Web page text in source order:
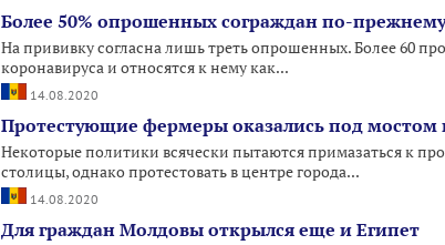
Более 50% опрошенных сограждан по-прежнему
На прививку согласна лишь треть опрошенных. Более 60
коронавируса и относятся к нему как...
14.08.2020
Протестующие фермеры оказались под мостом
Некоторые политики всячески пытаются примазаться к
столицы, однако протестовать в центре города...
14.08.2020
Для граждан Молдовы открылся еще и Египет